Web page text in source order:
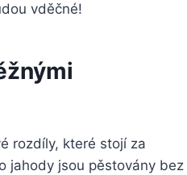
vděčné!
rozdíly, které stojí za
jahody jsou pěstovány bez